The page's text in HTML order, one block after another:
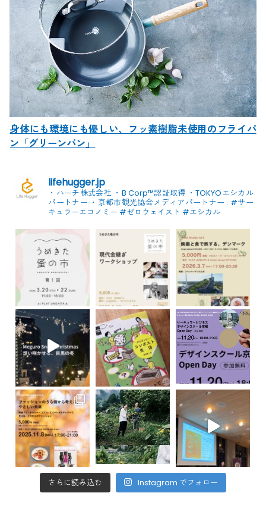
身体にも環境にも優しい、フッ素樹脂未使用のフライパ
ン「グリーンパン」
lifehugger.jp
・ハーチ株式会社 ・B Corp™認証取得 ・TOKYOエシカル
パートナー ・京都市観光協会メディアパートナー . #サー
キュラーエコノミー #ゼロウェイスト #エシカル
さらに読み込む Instagram でフォロー